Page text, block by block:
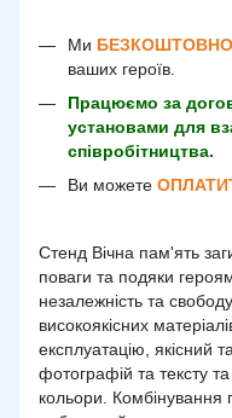
Ми БЕЗКОШТОВНО
ваших героїв.
Працюємо за
установами для
співробітництва.
Ви можете
Стенд Вічна пам'ять
поваги та подяки
незалежність та
високоякісних
експлуатацію, якісний
фотографій та тексту
кольори. Комбінування